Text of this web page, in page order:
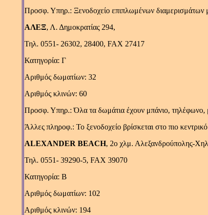
Προσφ. Υπηρ.: Ξενοδοχείο επιπλωμένων διαμερισμάτων
ΑΛΕΞ, Λ. Δημοκρατίας 294,
Τηλ. 0551- 26302, 28400, FAX 27417
Κατηγορία: Γ
Αριθμός δωματίων: 32
Αριθμός κλινών: 60
Προσφ. Υπηρ.: Όλα τα δωμάτια έχουν μπάνιο, τηλέφωνο,
Άλλες πληροφ.: Το ξενοδοχείο βρίσκεται στο πιο
ALEXANDER BEACH, 2o χλμ. Αλεξανδρούπολης-
Τηλ. 0551- 39290-5, FAX 39070
Κατηγορία: Β
Αριθμός δωματίων: 102
Αριθμός κλινών: 194